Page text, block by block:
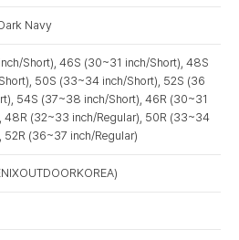
Navy
Short), 46S (30~31 inch/Short), 48S
50S (33~34 inch/Short), 52S (36
54S (37~38 inch/Short), 46R (30~31
48R (32~33 inch/Regular), 50R (33~34
52R (36~37 inch/Regular)